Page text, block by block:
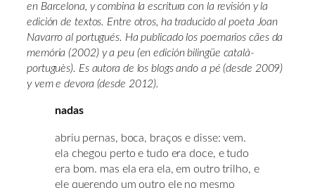
en Barcelona, y combina la escritura con la revisión y la
edición de textos. Entre otros, ha traducido al poeta Joan
Navarro al portugués. Ha publicado los poemarios cães da
memória (2002) y a peu (en edición bilingüe català-
portuguès). Es autora de los blogs ando a pé (desde 2009)
y vem e devora (desde 2012).
nadas
abriu pernas, boca, braços e disse: vem.
ela chegou perto e tudo era doce, e tudo
era bom. mas ela era ela, em outro trilho, e
ele querendo um outro ele no mesmo